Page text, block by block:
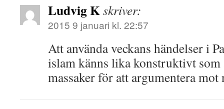
Ludvig Kskriver:
2015 9 januari kl. 22:57
Att använda veckans händelser i
islam känns lika konstruktivt som
massaker för att argumentera